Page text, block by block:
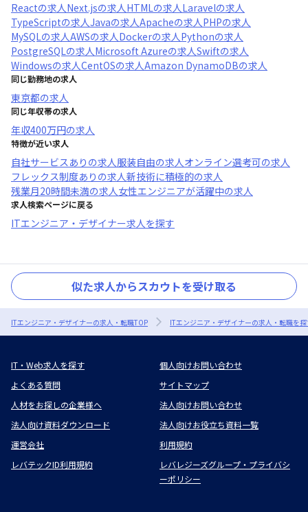
Reactの求人Next.jsの求人HTMLの求人Laravelの求人
TypeScriptの求人Javaの求人Apacheの求人PHPの求人
MySQLの求人AWSの求人Dockerの求人Pythonの求人
PostgreSQLの求人Microsoft Azureの求人Swiftの求人
Windowsの求人CentOSの求人Amazon DynamoDBの求人
同じ勤務地の求人
東京都の求人
同じ年収帯の求人
年収400万円の求人
特徴が近い求人
自社サービスあり の求人服装自由の求人オンライン選考可の求人
フレックス制度あり の求人新技術に積極的の求人
残業月20時間未満の求人女性エンジニアが活躍中の求人
求人検索ページに戻る
ITエンジニア・デザイナー求人を探す
似た求人からスカウトを受け取る
ITエンジニア・デザイナーの求人・転職TOP ITエンジニア・デザイナーの求人・転職を
IT・Web求人を探す
個人向けお問い合わせ
よくある質問
サイトマップ
人材をお探しの企業様へ
法人向けお問い合わせ
法人向け資料ダウンロード
法人向けお役立ち資料一覧
運営会社
利用規約
レバテックID利用規約
レバレジーズグループ・プライバシ
ーポリシー